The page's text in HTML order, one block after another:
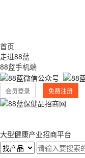
首页
走进88蓝
88蓝手机端
会员登录 免费注册
大型健康产业招商平台